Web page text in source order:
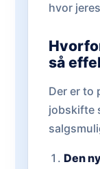
hvor
så
Der er to
jobskifte
Den